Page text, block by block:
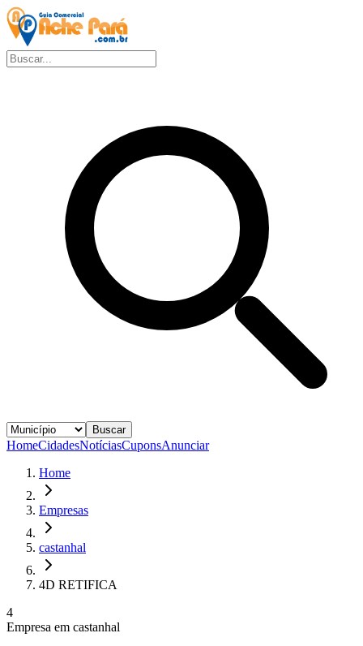
Buscar
HomeCidadesNotíciasCuponsAnunciar
Home
Empresas
castanhal
4D RETIFICA
4
Empresa em castanhal